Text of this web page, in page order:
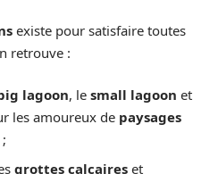
existe pour satisfaire toutes
retrouve :
lagoon, le small lagoon et
les amoureux de paysages
;
grottes calcaires et